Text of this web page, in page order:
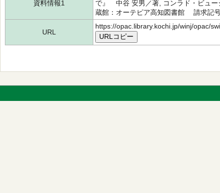
資料情報1
で』 中谷 安男／著, コンラド・ビュ
蔵館：オーテピア高知図書館 請求記
URL
https://opac.library.kochi.jp/winj/opac/
URLコピー